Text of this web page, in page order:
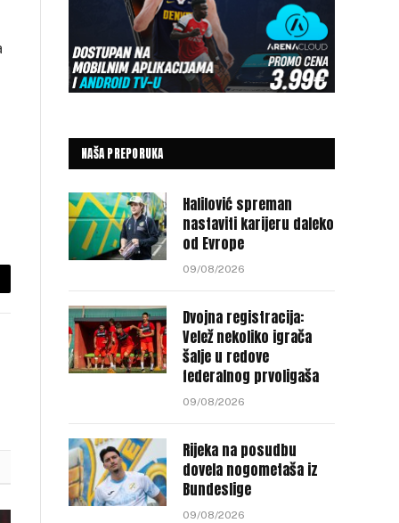
NAŠA PREPORUKA
Halilović spreman
nastaviti karijeru daleko
od Evrope
09/08/2026
Dvojna registracija:
Velež nekoliko igrača
šalje u redove
federalnog prvoligaša
09/08/2026
Rijeka na posudbu
dovela nogometaša iz
Bundeslige
09/08/2026